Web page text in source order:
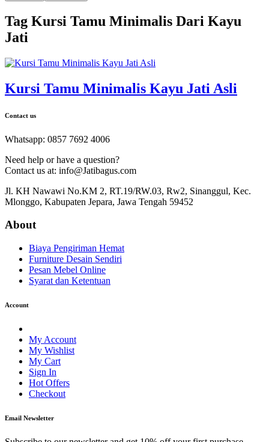
Tag Kursi Tamu Minimalis Dari Kayu
Jati
Kursi Tamu Minimalis Kayu Jati Asli
Contact us
Whatsapp: 0857 7692 4006
Need help or have a question?
Contact us at: info@Jatibagus.com
Jl. KH Nawawi No.KM 2, RT.19/RW.03, Rw2, Sinanggul, Kec.
Mlonggo, Kabupaten Jepara, Jawa Tengah 59452
About
Biaya Pengiriman Hemat
Furniture Desain Sendiri
Pesan Mebel Online
Syarat dan Ketentuan
Account
My Account
My Wishlist
My Cart
Sign In
Hot Offers
Checkout
Email Newsletter